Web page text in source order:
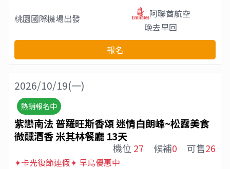
桃園國際機場出發
阿聯酋航空
晚去早回
報名
2026/10/19(一)
熱銷報名中
紫戀南法 普羅旺斯香頌 迷情白朗峰~松露美食
微醺酒香 米其林餐廳 13天
機位 27 候補0 可售26
✦卡光復節連假✦ 早鳥優惠中